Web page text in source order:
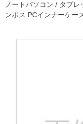
ノートパソコン / タブ
ンボス PCインナーケー